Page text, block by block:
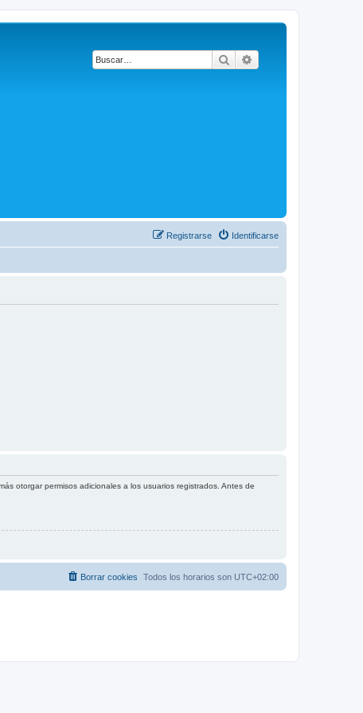
Buscar
Identificarse
Registrarse
otorgar permisos adicionales a los usuarios registrados. Antes de
Todos los horarios son UTC+02:00
Borrar cookies